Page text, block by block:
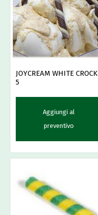
JOYCREAM WHITE CROCK
5
Aggiungi al
preventivo